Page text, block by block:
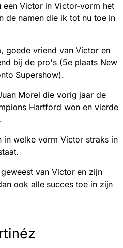
Victor in Victor-vorm het
de namen die ik tot nu toe in
goede vriend van Victor en
bij de pro's (5e plaats New
Supershow).
Morel die vorig jaar de
Hartford won en vierde
in welke vorm Victor straks in
van Victor en zijn
ook alle succes toe in zijn